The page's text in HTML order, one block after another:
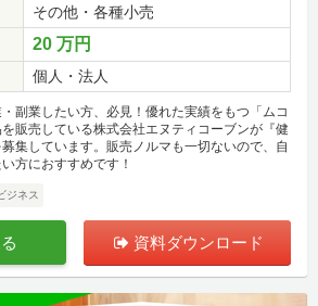
その他・各種小売
20 万円
個人・法人
副業したい方、必見！優れた実績をもつ「ムコ
販売している株式会社エヌティコーブンが『健
集しています。販売ノルマも一切ないので、自
方におすすめです！
ジネス
資料ダウンロード